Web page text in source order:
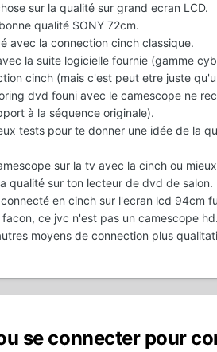
sur la qualité sur grand ecran LCD.
qualité SONY 72cm.
avec la connection cinch classique.
la suite logicielle fournie (gamme
cinch (mais c'est peut etre juste
dvd founi avec le camescope ne
à la séquence originale).
tests pour te donner une idée de la
sur la tv avec la cinch ou
qualité sur ton lecteur de dvd de salon.
en cinch sur l'ecran lcd 94cm
ce jvc n'est pas un camescope hd.
moyens de connection plus
se connecter pour